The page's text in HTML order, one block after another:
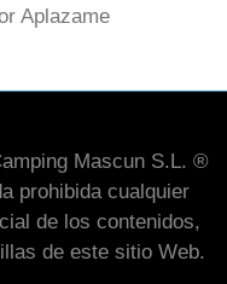
Aplazame
Mascun S.L. ®
prohibida cualquier
de los contenidos,
de este sitio Web.